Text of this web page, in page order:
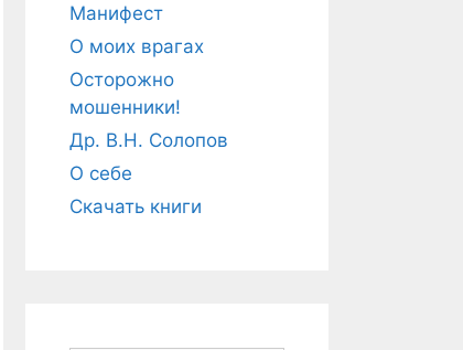
Манифест
О моих врагах
Осторожно
мошенники!
Др. В.Н. Солопов
О себе
Скачать книги